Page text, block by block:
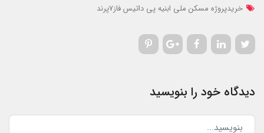
خریدپروژه مسکن ملی ابنیه پی داتیس فاز7پرند
دیدگاه خود را بنویسید